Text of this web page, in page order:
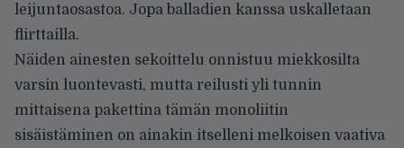
leijuntaosastoa. Jopa balladien kanssa uskalletaan
flirttailla.
Näiden ainesten sekoittelu onnistuu miekkosilta
varsin luontevasti, mutta reilusti yli tunnin
mittaisena pakettina tämän monoliitin
sisäistäminen on ainakin itselleni melkoisen vaativa